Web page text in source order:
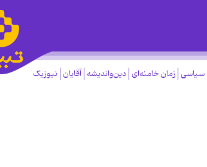
سیاسی زمان خامنه‌ای دین‌واندیشه آقایان نیوزیک